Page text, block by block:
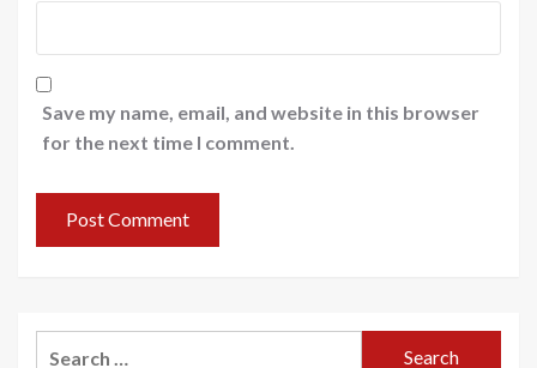
Save my name, email, and website in this browser
for the next time I comment.